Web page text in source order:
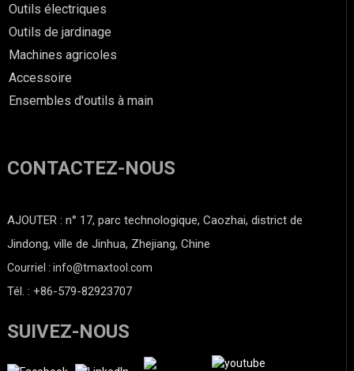
Outils électriques
Outils de jardinage
Machines agricoles
Accessoire
Ensembles d'outils à main
CONTACTEZ-NOUS
AJOUTER : n° 17, parc technologique, Caozhai, district de
Jindong, ville de Jinhua, Zhejiang, Chine
Courriel : info@tmaxtool.com
Tél. : +86-579-82923707
SUIVEZ-NOUS